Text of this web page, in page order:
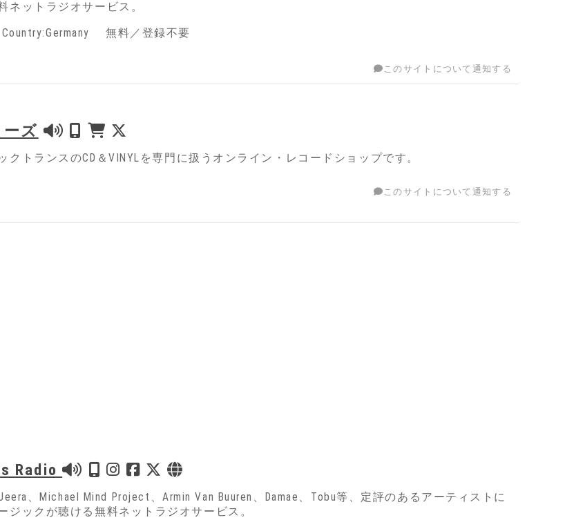
ネットラジオサービス。
無料／登録不要
このサイトについて通知する
ズ
クトランスのCD＆VINYLを専門に扱うオンライン・レコードショップです。
このサイトについて通知する
Radio
、Michael Mind Project、Armin Van Buuren、Damae、Tobu等、定評のあるアーティストに
ジックが聴ける無料ネットラジオサービス。